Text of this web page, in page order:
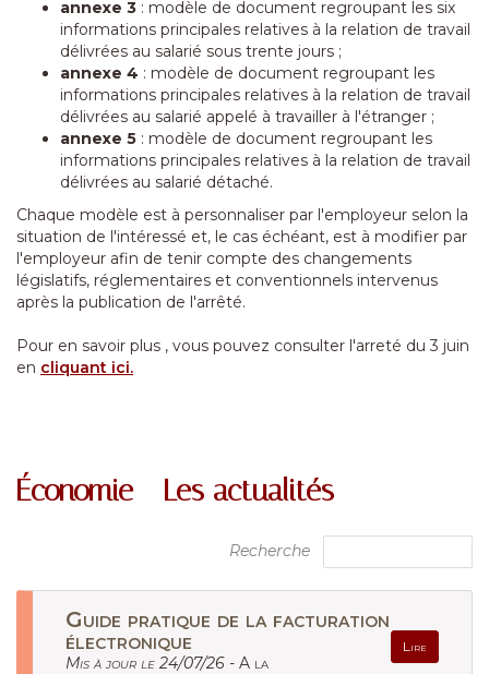
annexe 3 : modèle de document regroupant les six
informations principales relatives à la relation de travail
délivrées au salarié sous trente jours ;
annexe 4 : modèle de document regroupant les
informations principales relatives à la relation de travail
délivrées au salarié appelé à travailler à l'étranger ;
annexe 5 : modèle de document regroupant les
informations principales relatives à la relation de travail
délivrées au salarié détaché.
Chaque modèle est à personnaliser par l'employeur selon la
situation de l'intéressé et, le cas échéant, est à modifier par
l'employeur afin de tenir compte des changements
législatifs, réglementaires et conventionnels intervenus
après la publication de l'arrêté.
Pour en savoir plus , vous pouvez consulter l'arreté du 3 juin
en cliquant ici.
Économie - Les actualités
Recherche
Guide pratique de la facturation
électronique
Lire
Mis à jour le 24/07/26 - A la